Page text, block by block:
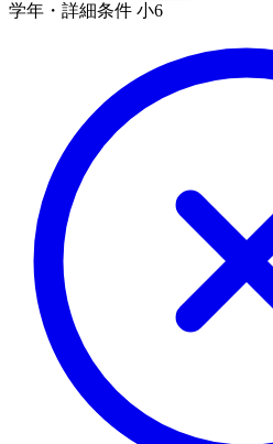
学年・詳細条件 小6